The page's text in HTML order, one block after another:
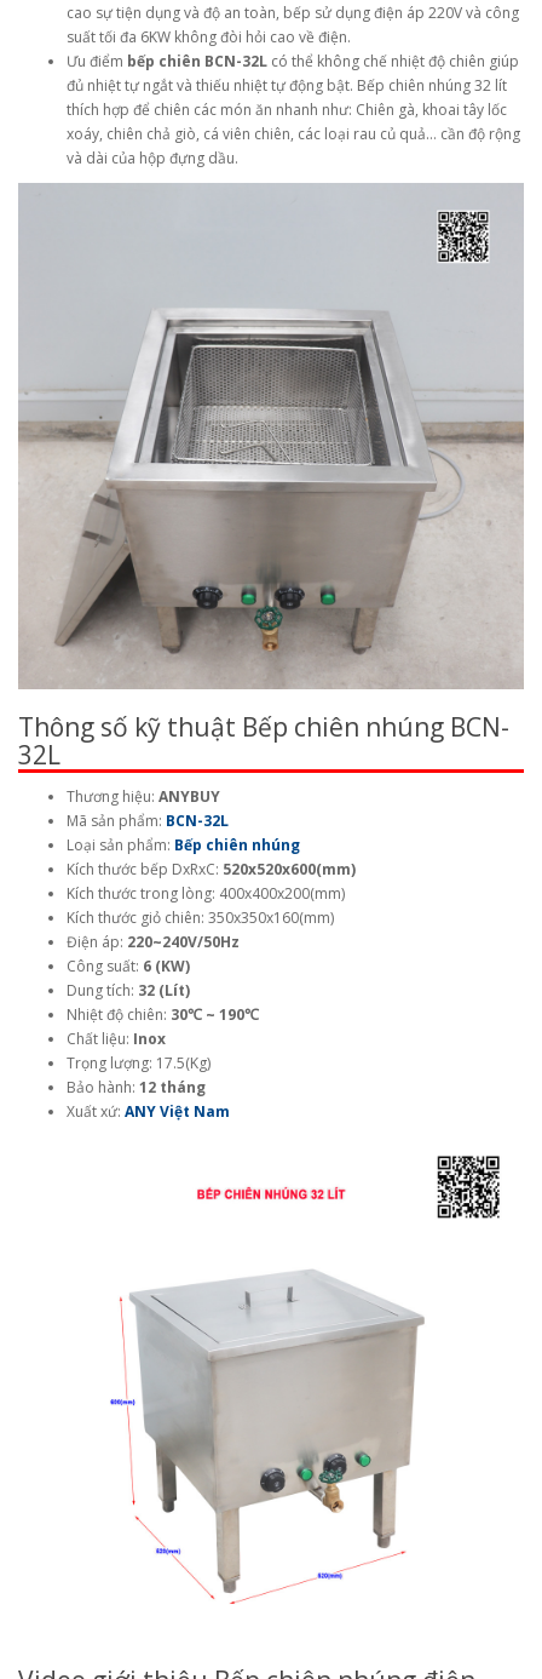
cao sự tiện dụng và độ an toàn, bếp sử dụng điện áp 220V và công
suất tối đa 6KW không đòi hỏi cao về điện.
Ưu điểm bếp chiên BCN-32L có thể không chế nhiệt độ chiên giúp
đủ nhiệt tự ngắt và thiếu nhiệt tự động bật. Bếp chiên nhúng 32 lít
thích hợp để chiên các món ăn nhanh như: Chiên gà, khoai tây lốc
xoáy, chiên chả giò, cá viên chiên​, các loại rau củ quả… cần độ rộng
và dài của hộp đựng dầu.
Thông số kỹ thuật Bếp chiên nhúng BCN-
32L
Thương hiệu: ANYBUY
Mã sản phẩm: BCN-32L
Loại sản phẩm: Bếp chiên nhúng
Kích thước bếp DxRxC: 520x520x600(mm)
Kích thước trong lòng: 400x400x200(mm)
Kích thước giỏ chiên: 350x350x160(mm)
Điện áp: 220~240V/50Hz
Công suất: 6 (KW)
Dung tích: 32 (Lít)
Nhiệt độ chiên: 30℃ ~ 190℃
Chất liệu: Inox
Trọng lượng: 17.5(Kg)
Bảo hành: 12 tháng
Xuất xứ: ANY Việt Nam